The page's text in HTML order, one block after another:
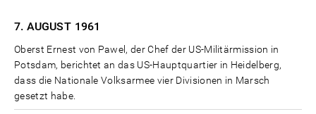
7. AUGUST 1961
Oberst Ernest von Pawel, der Chef der US-Militärmission in
Potsdam, berichtet an das US-Hauptquartier in Heidelberg,
dass die Nationale Volksarmee vier Divisionen in Marsch
gesetzt habe.